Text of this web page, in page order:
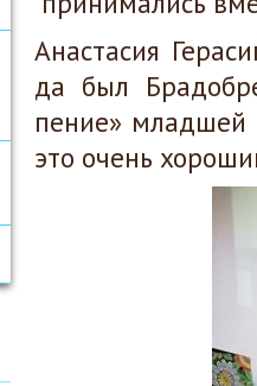
Анастасия
да был
пение» младшей
это очень